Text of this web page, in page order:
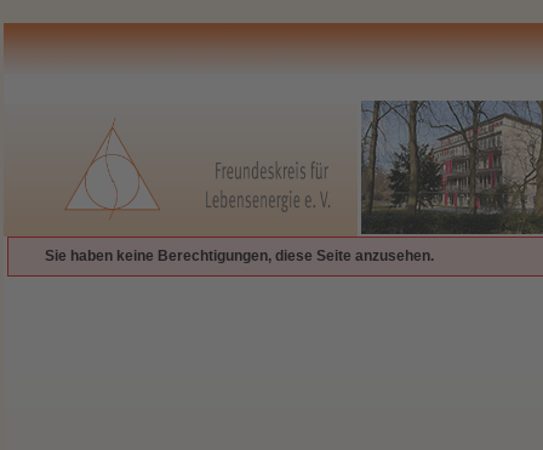
Sie haben keine Berechtigungen, diese Seite anzusehen.